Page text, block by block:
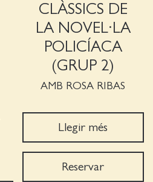
CLÀSSICS DE
LA NOVEL·LA
POLICÍACA
(GRUP 2)
AMB ROSA RIBAS
Llegir més
Reservar